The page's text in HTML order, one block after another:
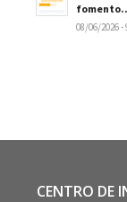
08/06/2026 -
CENTRO DE